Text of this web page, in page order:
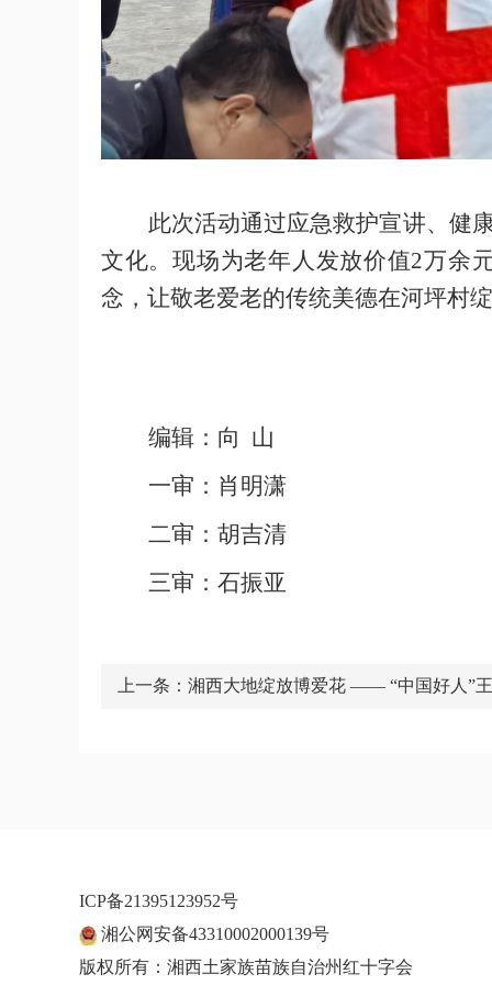
此次活动通过应急救护宣讲、健
文化。现场为老年人发放价值2万余
念，让敬老爱老的传统美德在河坪村
编辑：向 山
一审：肖明潇
二审：胡吉清
三审：石振亚
上一条： 湘西大地绽放博爱花 ​—— “中国好人”
ICP备21395123952号
湘公网安备43310002000139号
版权所有：湘西土家族苗族自治州红十字会